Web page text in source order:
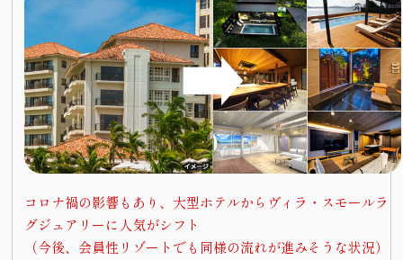
コロナ禍の影響もあり、大型ホテルからヴィラ・スモールラ
グジュアリーに人気がシフト
（今後、会員性リゾートでも同様の流れが進みそうな状況）